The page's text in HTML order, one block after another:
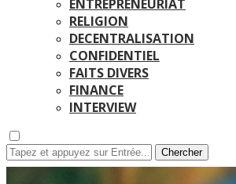
ENTREPRENEURIAT
RELIGION
DECENTRALISATION
CONFIDENTIEL
FAITS DIVERS
FINANCE
INTERVIEW
Chercher